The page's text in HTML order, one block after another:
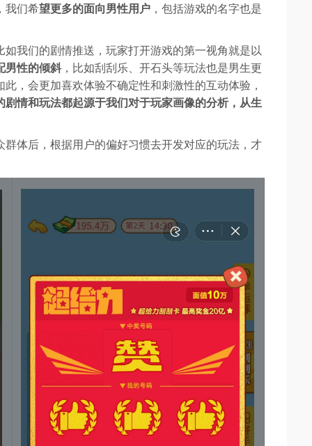
我们希望更多的面向男性用户 ，包括游戏的名字也是
如我们的剧情推送，玩家打开游戏的第一视角就是以
男性的倾斜，比如刮刮乐、开石头等玩法也是男生更
，会更加喜欢体验不确定性和刺激性的互动体验，
剧情和玩法都起源于我们对于玩家画像的分析，从生
群体后，根据用户的偏好习惯去开发对应的玩法，才